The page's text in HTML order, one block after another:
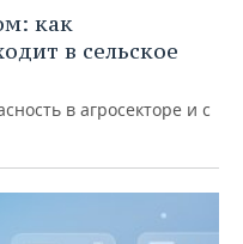
как
в сельское
в агросекторе и с